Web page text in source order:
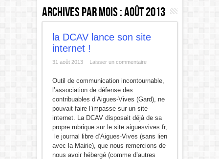
Archives par mois :août 2013
la DCAV lance son site
internet !
31 août 2013 Laisser un commentaire
Outil de communication incontournable,
l’association de défense des
contribuables d’Aigues-Vives (Gard), ne
pouvait faire l’impasse sur un site
internet. La DCAV disposait déjà de sa
propre rubrique sur le site aiguesvives.fr,
le journal libre d’Aigues-Vives (sans lien
avec la Mairie), que nous remercions de
nous avoir hébergé (comme d’autres